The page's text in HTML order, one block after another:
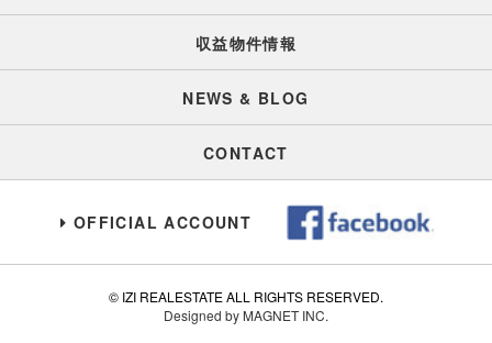
収益物件情報
NEWS & BLOG
CONTACT
OFFICIAL ACCOUNT
© IZI REALESTATE ALL RIGHTS RESERVED.
Designed by MAGNET INC.